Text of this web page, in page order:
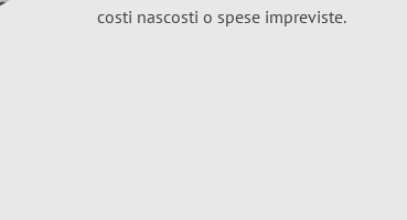
costi nascosti o spese impreviste.